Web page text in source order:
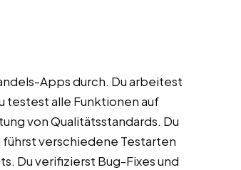
Apps durch. Du arbeitest
testest alle Funktionen auf
von Qualitätsstandards. Du
verschiedene Testarten
Du verifizierst Bug-Fixes und